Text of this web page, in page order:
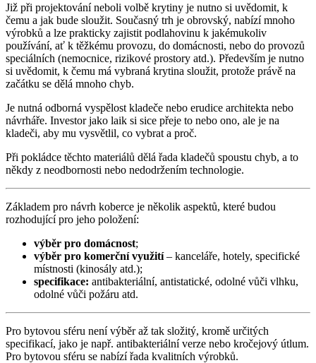
Již při projektování neboli volbě krytiny je nutno si uvědomit, k
čemu a jak bude sloužit. Současný trh je obrovský, nabízí mnoho
výrobků a lze prakticky zajistit podlahovinu k jakémukoliv
používání, ať k těžkému provozu, do domácnosti, nebo do provozů
speciálních (nemocnice, rizikové prostory atd.). Především je nutno
si uvědomit, k čemu má vybraná krytina sloužit, protože právě na
začátku se dělá mnoho chyb.
Je nutná odborná vyspělost kladeče nebo erudice architekta nebo
návrháře. Investor jako laik si sice přeje to nebo ono, ale je na
kladeči, aby mu vysvětlil, co vybrat a proč.
Při pokládce těchto materiálů dělá řada kladečů spoustu chyb, a to
někdy z neodbornosti nebo nedodržením technologie.
Základem pro návrh koberce je několik aspektů, které budou
rozhodující pro jeho položení:
výběr pro domácnost;
výběr pro komerční využití– kanceláře, hotely, specifické
místnosti (kinosály atd.);
specifikace: antibakteriální, antistatické, odolné vůči vlhku,
odolné vůči požáru atd.
Pro bytovou sféru není výběr až tak složitý, kromě určitých
specifikací, jako je např. antibakteriální verze nebo kročejový útlum.
Pro bytovou sféru se nabízí řada kvalitních výrobků.